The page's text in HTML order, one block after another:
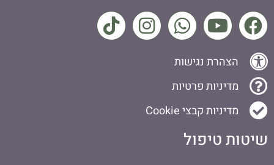
הצהרת נגישות
מדיניות פרטיות
מדיניות קבצי Cookie
שיטות טיפול